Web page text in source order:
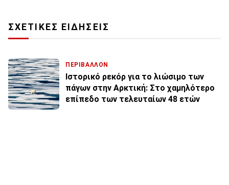
ΣΧΕΤΙΚΕΣ ΕΙΔΗΣΕΙΣ
ΠΕΡΙΒΑΛΛΟΝ
Ιστορικό ρεκόρ για το λιώσιμο των
πάγων στην Αρκτική: Στο χαμηλότερο
επίπεδο των τελευταίων 48 ετών